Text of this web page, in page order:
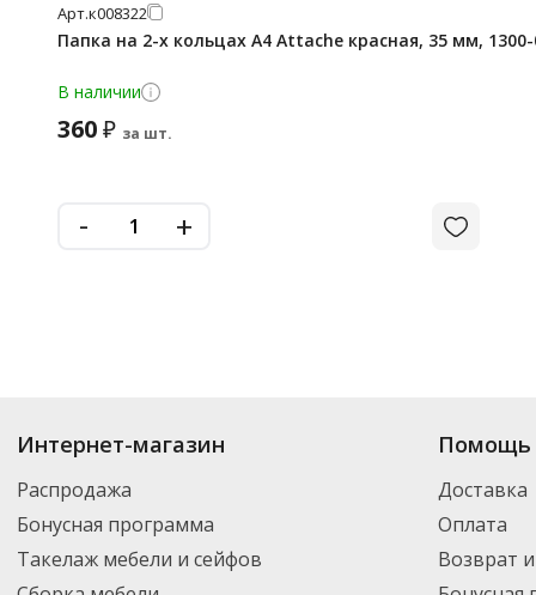
Арт.к008322
Папка на 2-х кольцах А4 Attache красная, 35 мм, 1300-
В наличии
360₽ за шт.
- +
Интернет-магазин
Распродажа
Бонусная программа
Такелаж мебели и сейфов
Помощь
Доставка
Оплата
Возврат